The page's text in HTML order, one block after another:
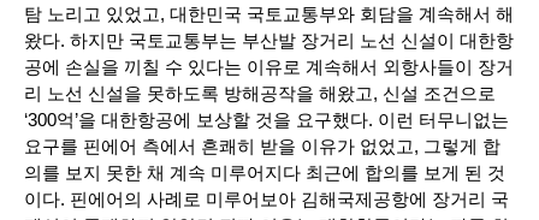
탐 노리고 있었고, 대한민국 국토교통부와 회담을 계속해서 해
왔다. 하지만 국토교통부는 부산발 장거리 노선 신설이 대한항
공에 손실을 끼칠 수 있다는 이유로 계속해서 외항사들이 장거
리 노선 신설을 못하도록 방해공작을 해왔고, 신설 조건으로
‘300억’을 대한항공에 보상할 것을 요구했다. 이런 터무니없는
요구를 핀에어 측에서 흔쾌히 받을 이유가 없었고, 그렇게 합
의를 보지 못한 채 계속 미루어지다 최근에 합의를 보게 된 것
이다. 핀에어의 사례로 미루어보아 김해국제공항에 장거리 국